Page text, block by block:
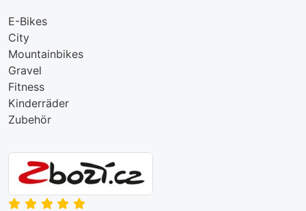
E-Bikes
City
Mountainbikes
Gravel
Fitness
Kinderräder
Zubehör